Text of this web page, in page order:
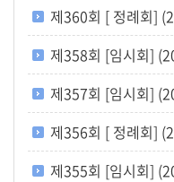
회
의
록
개
요
제360회 [ 정례회]
제358회 [임시회]
제357회 [임시회]
제356회 [ 정례회]
제355회 [임시회]